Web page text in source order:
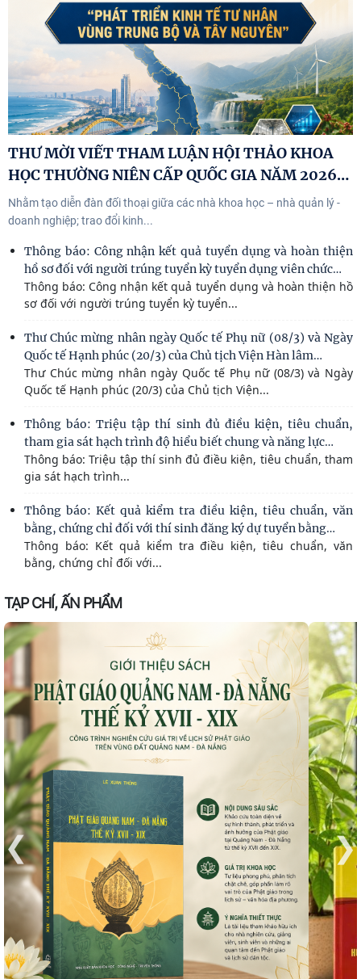
THƯ MỜI VIẾT THAM LUẬN HỘI THẢO KHOA
HỌC THƯỜNG NIÊN CẤP QUỐC GIA NĂM 2026…
Nhằm tạo diễn đàn đối thoại giữa các nhà khoa học – nhà quản lý -
doanh nghiệp; trao đổi kinh...
Thông báo: Công nhận kết quả tuyển dụng và hoàn thiện
hồ sơ đối với người trúng tuyển kỳ tuyển dụng viên chức…
Thông báo: Công nhận kết quả tuyển dụng và hoàn thiện hồ
sơ đối với người trúng tuyển kỳ tuyển...
Thư Chúc mừng nhân ngày Quốc tế Phụ nữ (08/3) và Ngày
Quốc tế Hạnh phúc (20/3) của Chủ tịch Viện Hàn lâm…
Thư Chúc mừng nhân ngày Quốc tế Phụ nữ (08/3) và Ngày
Quốc tế Hạnh phúc (20/3) của Chủ tịch Viện...
Thông báo: Triệu tập thí sinh đủ điều kiện, tiêu chuẩn,
tham gia sát hạch trình độ hiểu biết chung và năng lực…
Thông báo: Triệu tập thí sinh đủ điều kiện, tiêu chuẩn, tham
gia sát hạch trình...
Thông báo: Kết quả kiểm tra điều kiện, tiêu chuẩn, văn
bằng, chứng chỉ đối với thí sinh đăng ký dự tuyển bằng…
Thông báo: Kết quả kiểm tra điều kiện, tiêu chuẩn, văn
bằng, chứng chỉ đối với...
TẠP CHÍ, ẤN PHẨM